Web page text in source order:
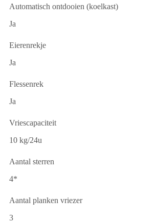
Automatisch ontdooien (koelkast)
Ja
Eierenrekje
Ja
Flessenrek
Ja
Vriescapaciteit
10 kg/24u
Aantal sterren
4*
Aantal planken vriezer
3